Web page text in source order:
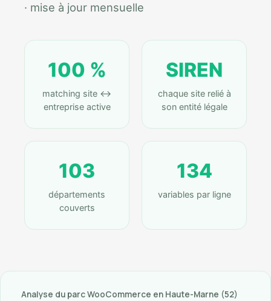
· mise à jour mensuelle
100 %
matching site ↔
entreprise active
SIREN
chaque site relié à
son entité légale
103
départements
couverts
134
variables par ligne
Analyse du parc WooCommerce en Haute-Marne (52)